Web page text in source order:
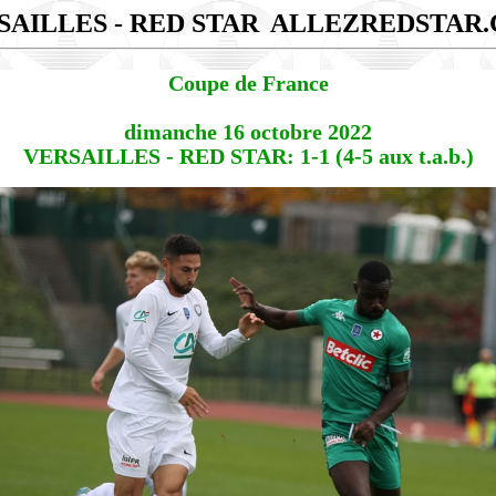
- RED STAR
Coupe de France
dimanche 16 octobre 2022
VERSAILLES - RED STAR: 1-1 (4-5 aux t.a.b.)